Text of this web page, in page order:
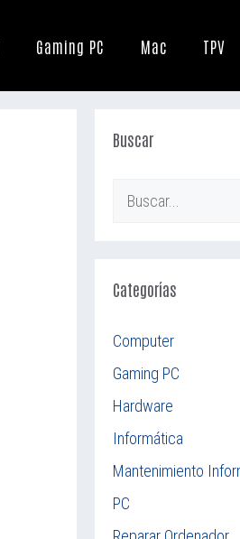
Gaming PC Mac TPV
Buscar
Categorías
Computer
Gaming PC
Hardware
Informática
Mantenimiento
PC